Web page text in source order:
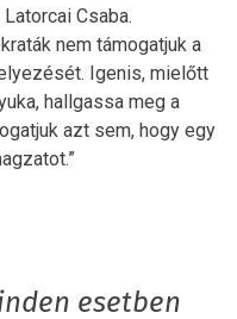
Csaba.
nem támogatjuk a
Igenis, mielőtt
hallgassa meg a
azt sem, hogy egy
esetben